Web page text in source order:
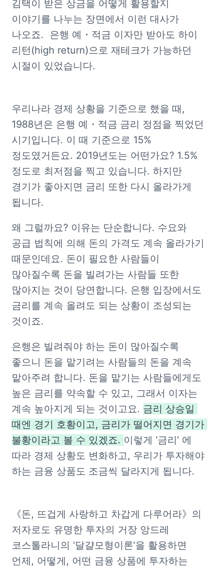
김택이 받은 상금을 어떻게 활용할지
이야기를 나누는 장면에서 이런 대사가
나오죠.  은행 예・적금 이자만 받아도 하이
리턴(high return)으로 재테크가 가능하던
시절이 있었습니다.
우리나라 경제 상황을 기준으로 했을 때,
1988년은 은행 예・적금 금리 정점을 찍었던
시기입니다. 이 때 기준으로 15%
정도였거든요. 2019년도는 어떤가요? 1.5%
정도로 최저점을 찍고 있습니다. 하지만
경기가 좋아지면 금리 또한 다시 올라가게
됩니다.
왜 그럴까요? 이유는 단순합니다. 수요와
공급 법칙에 의해 돈의 가격도 계속 올라가기
때문인데요. 돈이 필요한 사람들이
많아질수록 돈을 빌려가는 사람들 또한
많아지는 것이 당연합니다. 은행 입장에서도
금리를 계속 올려도 되는 상황이 조성되는
것이죠.
은행은 빌려줘야 하는 돈이 많아질수록
좋으니 돈을 맡기려는 사람들의 돈을 계속
맡아주려 합니다. 돈을 맡기는 사람들에게도
높은 금리를 약속할 수 있고, 그래서 이자는
계속 높아지게 되는 것이고요. 금리 상승일
때엔 경기 호황이고, 금리가 떨어지면 경기가
불황이라고 볼 수 있겠죠. 이렇게 ‘금리’ 에
따라 경제 상황도 변화하고, 우리가 투자해야
하는 금융 상품도 조금씩 달라지게 됩니다.
《돈, 뜨겁게 사랑하고 차갑게 다루어라》의
저자로도 유명한 투자의 거장 앙드레
코스톨라니의 ‘달걀모형이론’을 활용하면
언제, 어떻게, 어떤 금융 상품에 투자하는